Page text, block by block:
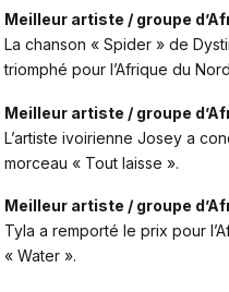
Meilleur artiste / groupe
La chanson « Spider » de
triomphé pour l’Afrique du
Meilleur artiste / groupe
L’artiste ivoirienne Josey a
morceau « Tout laisse ».
Meilleur artiste / groupe
Tyla a remporté le prix pour
« Water ».